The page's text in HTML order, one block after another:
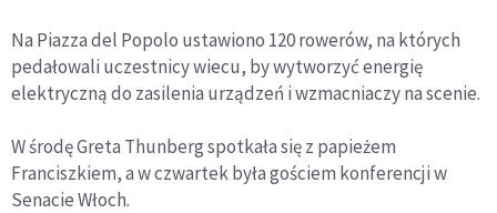
Na Piazza del Popolo ustawiono 120 rowerów, na których
pedałowali uczestnicy wiecu, by wytworzyć energię
elektryczną do zasilenia urządzeń i wzmacniaczy na scenie.
W środę Greta Thunberg spotkała się z papieżem
Franciszkiem, a w czwartek była gościem konferencji w
Senacie Włoch.